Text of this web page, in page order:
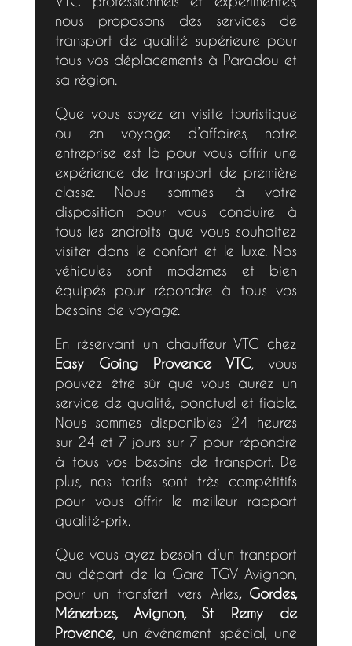
nous proposons des services de
transport de qualité supérieure pour
tous vos déplacements à Paradou et
sa région.
Que vous soyez en visite touristique
ou en voyage d’affaires, notre
entreprise est là pour vous offrir une
expérience de transport de première
classe. Nous sommes à votre
disposition pour vous conduire à
tous les endroits que vous souhaitez
visiter dans le confort et le luxe. Nos
véhicules sont modernes et bien
équipés pour répondre à tous vos
besoins de voyage.
En réservant un chauffeur VTC chez
Easy Going Provence VTC , vous
pouvez être sûr que vous aurez un
service de qualité, ponctuel et fiable.
Nous sommes disponibles 24 heures
sur 24 et 7 jours sur 7 pour répondre
à tous vos besoins de transport. De
plus, nos tarifs sont très compétitifs
pour vous offrir le meilleur rapport
qualité-prix.
Que vous ayez besoin d’un transport
au départ de la Gare TGV Avignon,
pour un transfert vers Arles, Gordes,
Ménerbes, Avignon, St Remy de
Provence, un événement spécial, une